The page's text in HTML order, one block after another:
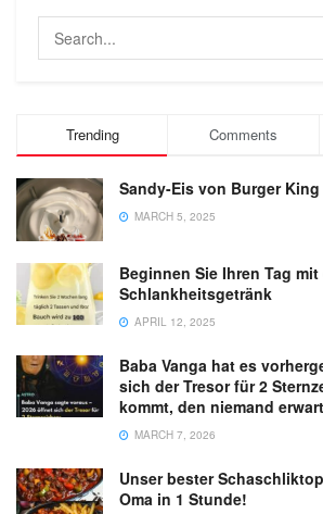
Trending Comments
Sandy-Eis von Burger
MARCH 5, 2025
Beginnen Sie Ihren Tag mit
Schlankheitsgetränk
APRIL 12, 2025
Baba Vanga hat es
sich der Tresor für 2
kommt, den niemand
MARCH 7, 2026
Unser bester
Oma in 1 Stunde!